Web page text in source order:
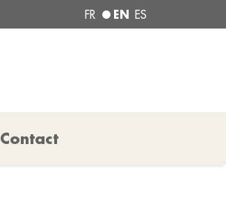
FR EN ES
Contact